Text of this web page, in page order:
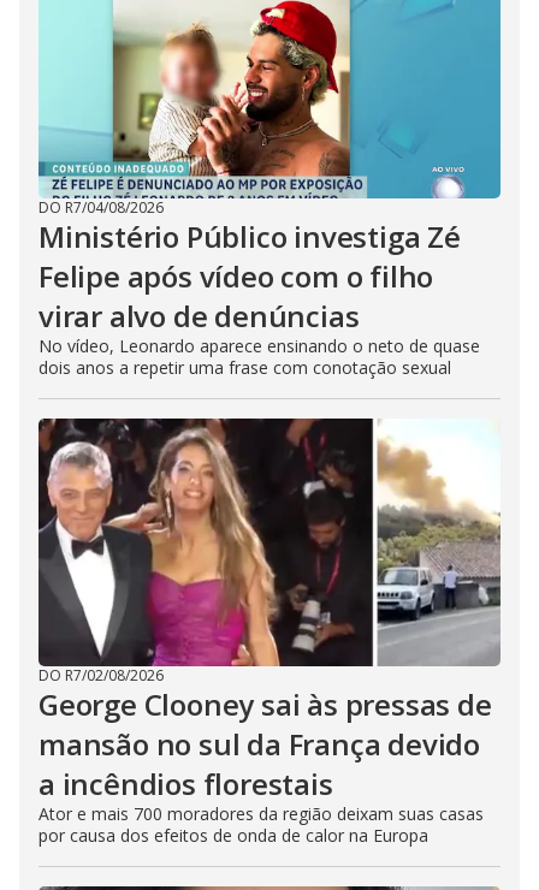
DO R7/04/08/2026
Ministério Público investiga Zé
Felipe após vídeo com o filho
virar alvo de denúncias
No vídeo, Leonardo aparece ensinando o neto de quase
dois anos a repetir uma frase com conotação sexual
DO R7/02/08/2026
George Clooney sai às pressas de
mansão no sul da França devido
a incêndios florestais
Ator e mais 700 moradores da região deixam suas casas
por causa dos efeitos de onda de calor na Europa